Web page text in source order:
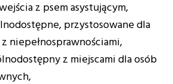
z psem asystującym,
przystosowane dla
niepełnosprawnościami,
z miejscami dla osób